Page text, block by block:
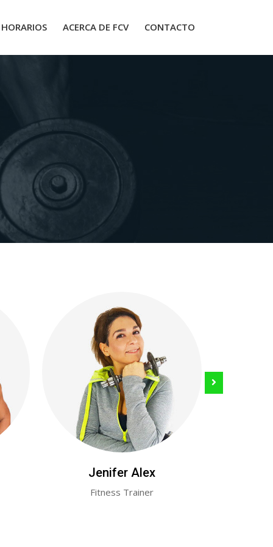
HORARIOS ACERCA DE FCV CONTACTO
Jenifer Alex
Fitness Trainer